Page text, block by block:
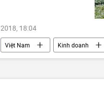
18:04
Việt Nam
Kinh doanh